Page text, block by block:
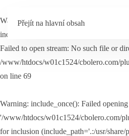
Warning:
include_once(/www/htdocs/w01c1524/
Failed to open stream: No such file or
/www/htdocs/w01c1524/cbolero.com/
on line 69
Warning: include_once(): Failed opening
'/www/htdocs/w01c1524/cbolero.com/
for inclusion (include_path='.:/usr/share/
Přejít na hlavní obsah